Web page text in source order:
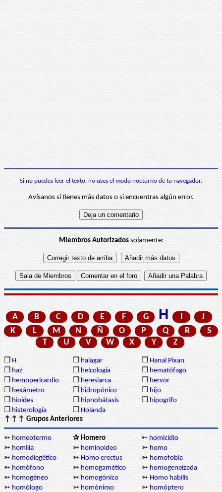
Si no puedes leer el texto, no uses el modo nocturno de tu navegador.
Avísanos si tienes más datos o si encuentras algún error.
Miembros Autorizadossolamente:
A B C D E F G H
J
K
L M N Ñ O P Q R
S
T
U V W X Y Z
❒ H ❒ halagar ❒ Hanal Pixan
❒ haz ❒ helcología ❒ hematófago
❒ hemopericardio ❒ heresiarca ❒ hervor
❒ hexámetro ❒ hidropónico ❒ hijo
❒ hioides ❒ hipnobátasis ❒ hipogrifo
❒ histerología ❒ Holanda
↑↑↑ Grupos Anteriores
➳ homeotermo ✰ Homero ➳ homicidio
➳ homilía ➳ hominoideo ➳ homo
➳ homodiegético ➳ Homo erectus ➳ homofobia
➳ homófono ➳ homogamético ➳ homogeneizada
➳ homogéneo ➳ homogónico ➳ Homo habilis
➳ homólogo ➳ homónimo ➳ homóptero